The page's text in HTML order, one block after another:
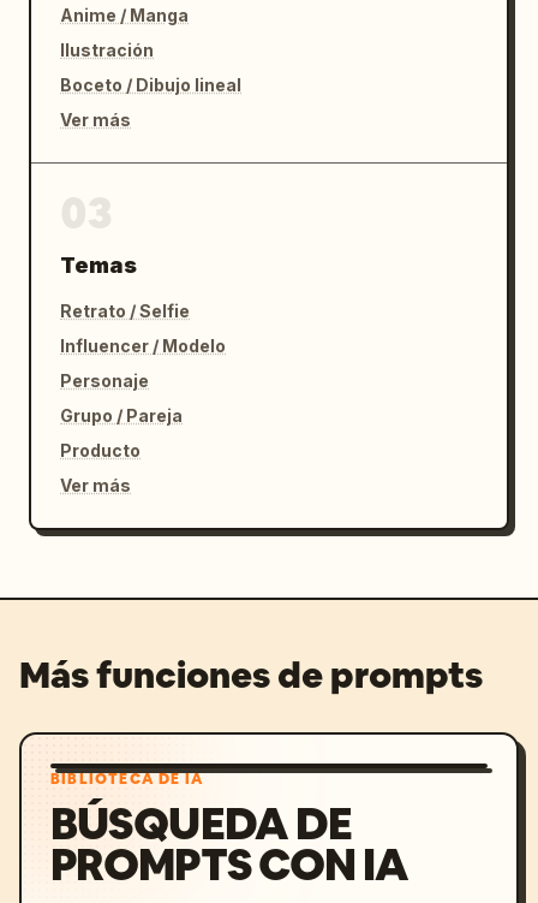
Anime / Manga
Ilustración
Boceto / Dibujo lineal
Ver más
Temas
Retrato / Selfie
Influencer / Modelo
Personaje
Grupo / Pareja
Producto
Ver más
Más funciones de prompts
BIBLIOTECA DE IA
BÚSQUEDA DE
PROMPTS CON IA